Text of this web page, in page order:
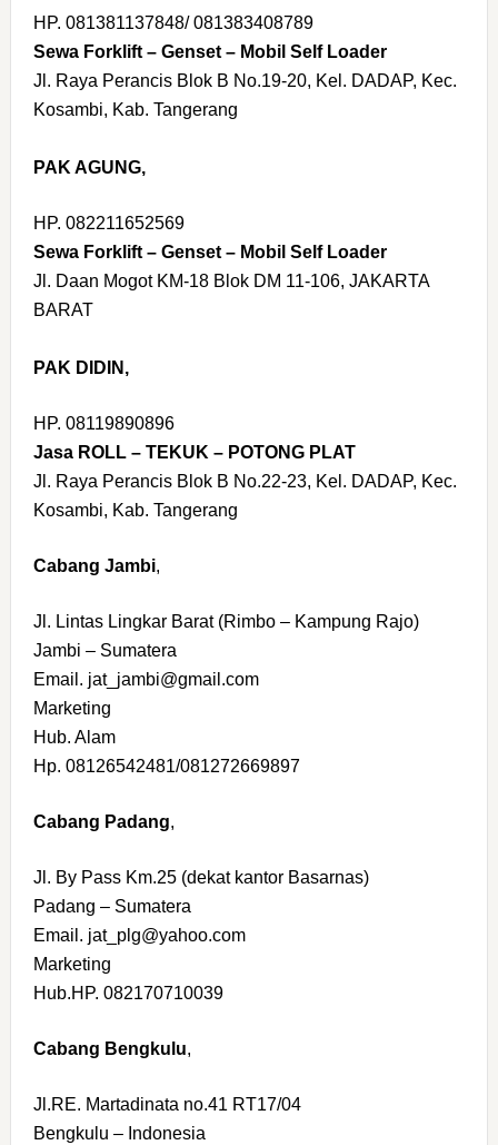
HP. 081381137848/ 081383408789
Sewa Forklift – Genset – Mobil Self Loader
Jl. Raya Perancis Blok B No.19-20, Kel. DADAP, Kec.
Kosambi, Kab. Tangerang
PAK AGUNG,
HP. 082211652569
Sewa Forklift – Genset – Mobil Self Loader
Jl. Daan Mogot KM-18 Blok DM 11-106, JAKARTA
BARAT
PAK DIDIN,
HP. 08119890896
Jasa ROLL – TEKUK – POTONG PLAT
Jl. Raya Perancis Blok B No.22-23, Kel. DADAP, Kec.
Kosambi, Kab. Tangerang
Cabang Jambi,
Jl. Lintas Lingkar Barat (Rimbo – Kampung Rajo)
Jambi – Sumatera
Email. jat_jambi@gmail.com
Marketing
Hub. Alam
Hp. 08126542481/081272669897
Cabang Padang,
Jl. By Pass Km.25 (dekat kantor Basarnas)
Padang – Sumatera
Email. jat_plg@yahoo.com
Marketing
Hub.HP. 082170710039
Cabang Bengkulu,
Jl.RE. Martadinata no.41 RT17/04
Bengkulu – Indonesia